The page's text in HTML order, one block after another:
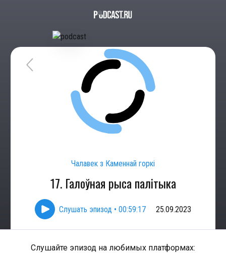
Чалавек з Каменнай горкі
17. Галоўная рыса палітыка
Слушать эпизод • 00:59:17 25.09.2023
Слушайте эпизод на любимых платформах: